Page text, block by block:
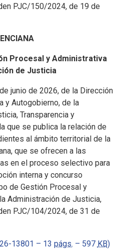
PJC/150/2024, de 19 de
Procesal y Administrativa
de Justicia
junio de 2026, de la Dirección
y Autogobierno, de la
Transparencia y
que se publica la relación de
al ámbito territorial de la
que se ofrecen a las
en el proceso selectivo para
interna y concurso
de Gestión Procesal y
Administración de Justicia,
PJC/104/2024, de 31 de
13801 – 13 págs. – 597 KB)